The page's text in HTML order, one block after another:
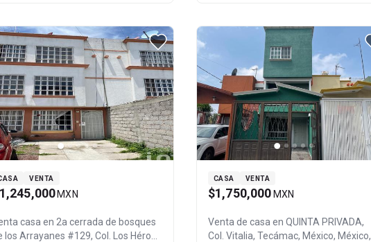
VENTA
MXN
casa en 2a cerrada de bosques
los Arrayanes #129, Col. Los Héroes
CASA VENTA
$1,750,000 MXN
Venta de casa en QUINTA PRIVADA,
Col. Vitalia, Tecámac, México, México,